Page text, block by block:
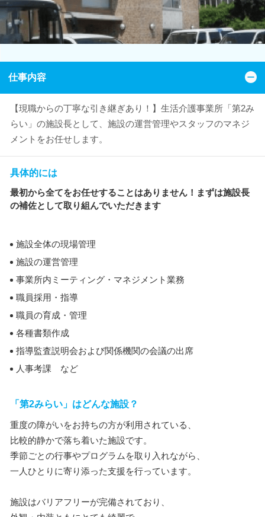
仕事内容
【現職からの丁寧な引き継ぎあり！】生活介護事業所「第2み
らい」の施設長として、施設の運営管理やスタッフのマネジ
メントをお任せします。
具体的には
最初から全てをお任せすることはありません！まずは施設長
の補佐として取り組んでいただきます
施設全体の現場管理
施設の運営管理
事業所内ミーティング・マネジメント業務
職員採用・指導
職員の育成・管理
各種書類作成
指導監査説明会および関係機関の会議の出席
人事考課 など
「第2みらい」はどんな施設？
重度の障がいをお持ちの方が利用されている、
比較的静かで落ち着いた施設です。
季節ごとの行事やプログラムを取り入れながら、
一人ひとりに寄り添った支援を行っています。
施設はバリアフリーが完備されており、